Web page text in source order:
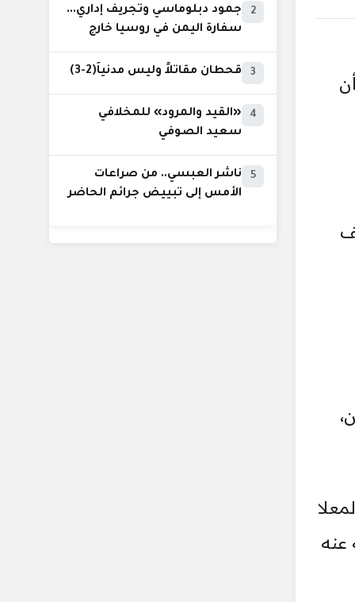
عنه
2
جمود دبلوماسي وتجريف إداري...
سفارة اليمن في روسيا خارج
3 قحطان مقاتلاً وليس مدنياً(2-3)
4
«القيد والمرود» للمخلافي
سعيد الصوفي
5
ناشر العبسي.. من صراعات
الأمس إلى تبييض جرائم الحاضر